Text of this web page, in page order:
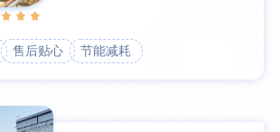
售后贴心 节能减耗